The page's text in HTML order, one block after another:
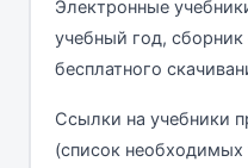
Электронные
учебный год,
бесплатного
Ссылки на учебники
(список необходимых